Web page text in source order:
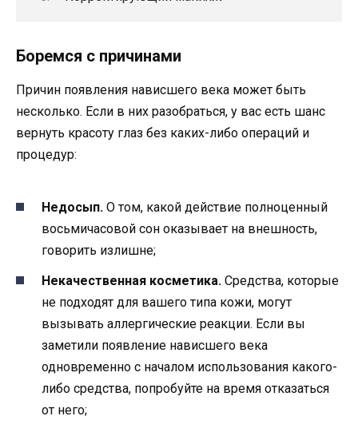
Боремся с причинами
Причин появления нависшего века может быть
несколько. Если в них разобраться, у вас есть шанс
вернуть красоту глаз без каких-либо операций и
процедур:
Недосып. О том, какой действие полноценный
восьмичасовой сон оказывает на внешность,
говорить излишне;
Некачественная косметика. Средства, которые
не подходят для вашего типа кожи, могут
вызывать аллергические реакции. Если вы
заметили появление нависшего века
одновременно с началом использования какого-
либо средства, попробуйте на время отказаться
от него;